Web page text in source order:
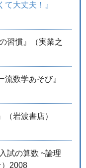
て大丈夫！』
習慣』（実業之
数学あそび』
（岩波書店）
試の算数 ~論理
2008